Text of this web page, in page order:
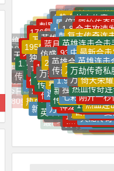
新开连击
梦幻西游
传奇
热血传奇手游
网页版永劫无间
仿盛大内功连击
热血传奇sf最
热血传奇
新开万劫
传
最
怒火一刀传奇手游
满攻速高爆率传奇
刺影三破万劫连击
龙神万劫传奇
屠龙霸业传奇
倍功万劫连
原始传奇
魔龙
1.85
绝世倚天荣耀万劫版本
合击SF
1.76私服
176复古金币版本传奇
1.95万劫传奇
合击连击传奇
1.80英雄合击
合击攻速
三端
刺
‌180合击传奇发布网
‌195合击传奇发布网站
合击传奇新开网站
英雄合击发布网
万劫SF传奇发布网
英雄连击传奇私服
英雄合击sf
刺影玉兔万劫
复古传奇连
热血传
狼派
超超
新
复古传世无元神
二合一传奇带彻地钉手游
无限刀速超变单职业
灭神单职业手机版
万劫传奇手游
195刺影连击合击手机版
绝世烈焰传奇
蓝月返利版之古云
复古传奇连
英雄连击合击
传奇手
连
英
sf999手游传奇新服网
超变合击版
冰雪合击
1.76暗黑版本传奇
万劫sf
独家飞翔万劫连击
复古传奇
仿盛大复古内功连击
9377至尊合击
中变万劫连
最新合击
新开万
万
万劫连击sf94
仿盛大金牛内功合击
传奇合击连击版本
玉兔万劫连击
万劫合击传奇
1.95连击传奇
必杀万劫连击
2023新开万劫SF
英雄合击1.85合
SF万劫
英雄连击
光明万
新
万劫
连击传奇发布
今日新开传奇合击连击
万劫合击私服
万劫传奇合击
传奇连击合击
今日传奇万劫
新开万劫版本
万劫合击传奇私服
连击传奇发布网
传奇万劫三破发
万劫版本传
万劫传奇私
新开连
刚万
万劫连击传奇发布站
1.80英雄合击
80变态倍功合击发布网
热血合击
至尊合击
刺影神龙合击
神蛇万劫连击
传奇中变新开网
最新传奇超变
1.95皓月合击
变态合击
万劫传奇发
倚天荣
180
内功
新
微变传奇私服
新开万劫三破连击
荣耀合击
打金合击
热血传奇万劫版本
雷霆二合一
传奇万劫三破
连击传奇手游
新开传奇私服
独家万劫三破
大极品传
热血传奇
传
万
新开万劫连击
冰雪神蛇万劫连击
雷霆火龙二合一
万劫传奇网
1.80传奇
新开万劫连击网站
热血万劫
连击传奇
传奇新开一秒
三破万劫连击
七彩天意连击
刚开一
英雄
万连
连
万
刚开
连击
刚开一秒
变态英
万劫合击发
热血传奇内功
万劫连击合击传奇发
最新万劫三破传奇
狂暴连击
最新传奇版本
英雄合击连击传奇
万劫合击沉默版
神龙万劫连击
1.95神龙
热血连
传奇内功
万劫连
连击
神
倚天
最新
我本沉默
天心传奇
复古神途
星王传奇
神途传奇
1.76精品
万劫三破
古惑仔传
1.76复
超变
万
传
轻
英雄
万劫连
变态私服
我本沉默私服
新开传奇世界
火龙传奇
热血
神龙
传奇
万劫连击
合击私